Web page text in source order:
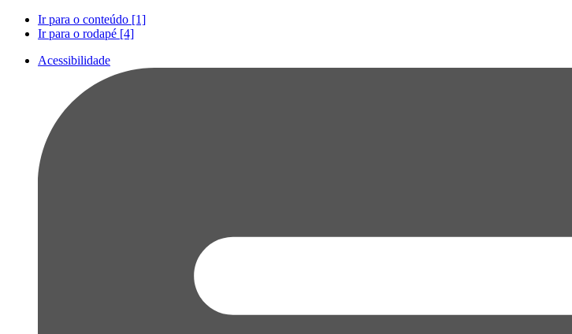
Ir para o conteúdo [1]
Ir para o rodapé [4]
Acessibilidade